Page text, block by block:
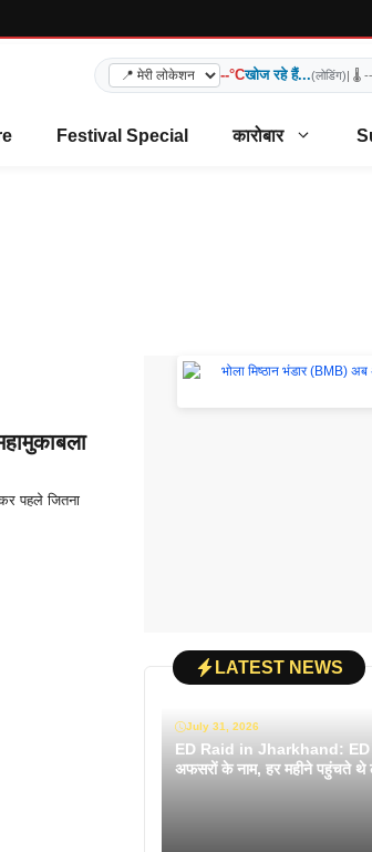
--°Cखोज रहे हैं...(लोडिंग)| 🌡️
Festival Special कारोबार
पहले जितना
LATEST NEWS
July 31, 2026
ED Raid in Jharkhand: ED
अफसरों के नाम, हर महीने पहुंचते थे